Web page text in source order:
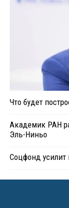
Что будет
Академик РАН
Эль-Ниньо
Соцфонд